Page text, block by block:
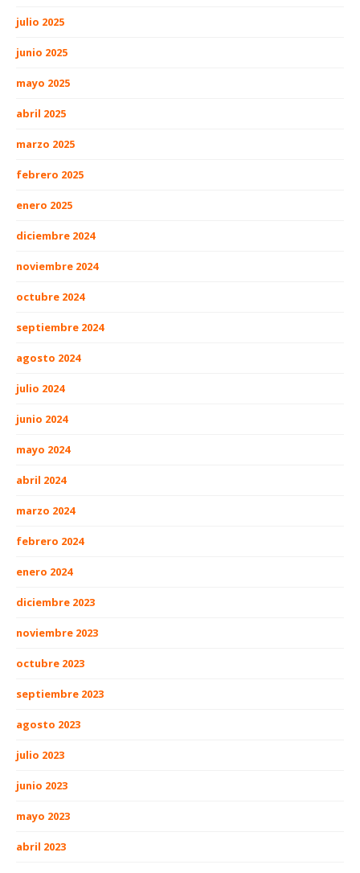
julio 2025
junio 2025
mayo 2025
abril 2025
marzo 2025
febrero 2025
enero 2025
diciembre 2024
noviembre 2024
octubre 2024
septiembre 2024
agosto 2024
julio 2024
junio 2024
mayo 2024
abril 2024
marzo 2024
febrero 2024
enero 2024
diciembre 2023
noviembre 2023
octubre 2023
septiembre 2023
agosto 2023
julio 2023
junio 2023
mayo 2023
abril 2023